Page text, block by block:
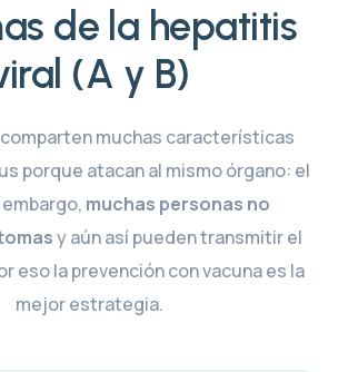
de la hepatitis
(A y B)
muchas características
porque atacan al mismo órgano: el
muchas personas no
y aún así pueden transmitir el
eso la prevención con vacuna es la
mejor estrategia.